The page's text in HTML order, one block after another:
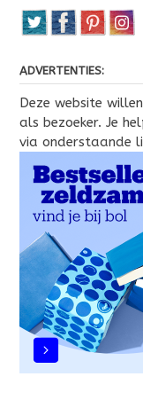
ADVERTENTIES:
Deze website
als bezoeker. Je
via onderstaande